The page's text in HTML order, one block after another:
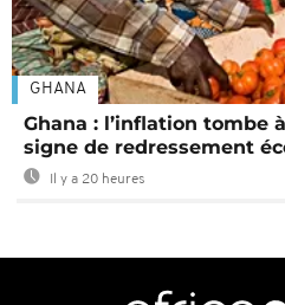
GHANA
Ghana : l’inflation tombe
signe de redressement
Il y a 20 heures